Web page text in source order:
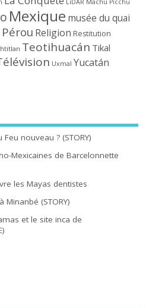
LiDAR Machu Picchu
Mexique musée du quai
Pérou Religion Restitution
Teotihuacán Tikal
Uxmal Yucatán
nouveau ? (STORY)
Mexicaines de Barcelonnette
les Mayas dentistes
Minanbé (STORY)
et le site inca de